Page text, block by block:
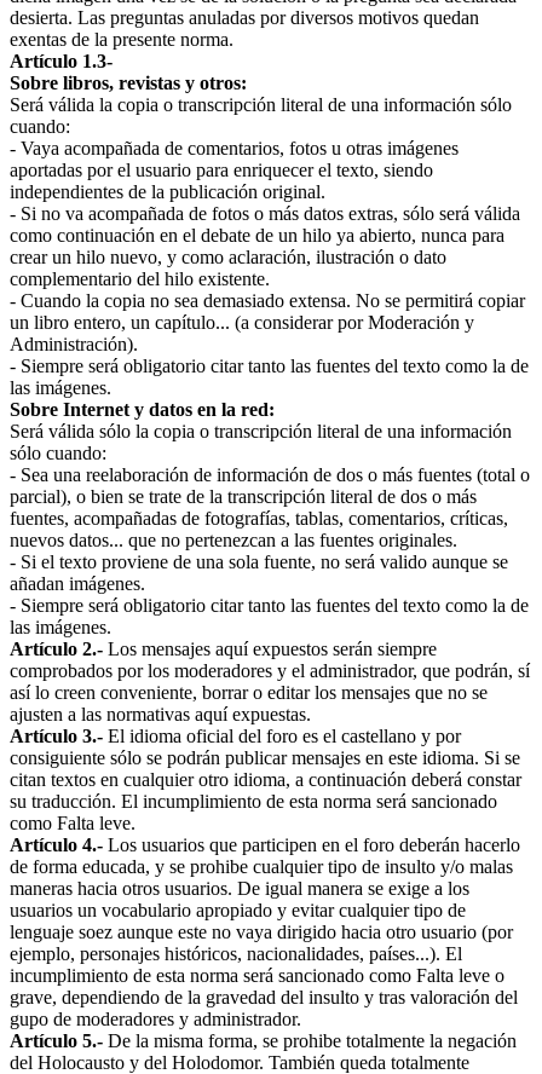
desierta. Las preguntas anuladas por diversos motivos quedan
exentas de la presente norma.
Artículo 1.3-
Sobre libros, revistas y otros:
Será válida la copia o transcripción literal de una información sólo
cuando:
- Vaya acompañada de comentarios, fotos u otras imágenes
aportadas por el usuario para enriquecer el texto, siendo
independientes de la publicación original.
- Si no va acompañada de fotos o más datos extras, sólo será válida
como continuación en el debate de un hilo ya abierto, nunca para
crear un hilo nuevo, y como aclaración, ilustración o dato
complementario del hilo existente.
- Cuando la copia no sea demasiado extensa. No se permitirá copiar
un libro entero, un capítulo... (a considerar por Moderación y
Administración).
- Siempre será obligatorio citar tanto las fuentes del texto como la de
las imágenes.
Sobre Internet y datos en la red:
Será válida sólo la copia o transcripción literal de una información
sólo cuando:
- Sea una reelaboración de información de dos o más fuentes (total o
parcial), o bien se trate de la transcripción literal de dos o más
fuentes, acompañadas de fotografías, tablas, comentarios, críticas,
nuevos datos... que no pertenezcan a las fuentes originales.
- Si el texto proviene de una sola fuente, no será valido aunque se
añadan imágenes.
- Siempre será obligatorio citar tanto las fuentes del texto como la de
las imágenes.
Artículo 2.- Los mensajes aquí expuestos serán siempre
comprobados por los moderadores y el administrador, que podrán, sí
así lo creen conveniente, borrar o editar los mensajes que no se
ajusten a las normativas aquí expuestas.
Artículo 3.- El idioma oficial del foro es el castellano y por
consiguiente sólo se podrán publicar mensajes en este idioma. Si se
citan textos en cualquier otro idioma, a continuación deberá constar
su traducción. El incumplimiento de esta norma será sancionado
como Falta leve.
Artículo 4.- Los usuarios que participen en el foro deberán hacerlo
de forma educada, y se prohibe cualquier tipo de insulto y/o malas
maneras hacia otros usuarios. De igual manera se exige a los
usuarios un vocabulario apropiado y evitar cualquier tipo de
lenguaje soez aunque este no vaya dirigido hacia otro usuario (por
ejemplo, personajes históricos, nacionalidades, países...). El
incumplimiento de esta norma será sancionado como Falta leve o
grave, dependiendo de la gravedad del insulto y tras valoración del
gupo de moderadores y administrador.
Artículo 5.- De la misma forma, se prohibe totalmente la negación
del Holocausto y del Holodomor. También queda totalmente